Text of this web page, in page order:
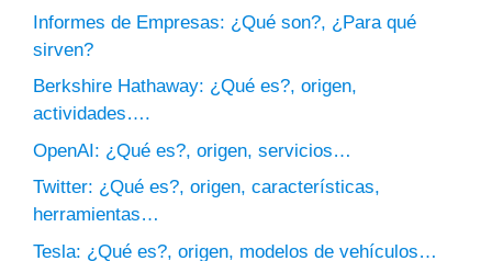
Informes de Empresas: ¿Qué son?, ¿Para qué
sirven?
Berkshire Hathaway: ¿Qué es?, origen,
actividades….
OpenAI: ¿Qué es?, origen, servicios…
Twitter: ¿Qué es?, origen, características,
herramientas…
Tesla: ¿Qué es?, origen, modelos de vehículos…